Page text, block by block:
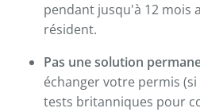
pendant jusqu'à 12 mois
résident.
Pas une solution
échanger votre permis
tests britanniques pour